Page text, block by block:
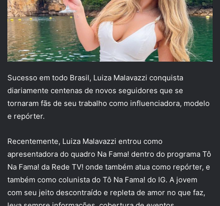
Sucesso em todo Brasil, Luiza Malavazzi conquista
diariamente centenas de novos seguidores que se
tornaram fãs de seu trabalho como influenciadora, modelo
e repórter.
Recentemente, Luiza Malavazzi entrou como
apresentadora do quadro Na Fama! dentro do programa Tô
Na Fama! da Rede TV! onde também atua como repórter, e
também como colunista do Tô Na Fama! do IG. A jovem
com seu jeito descontraído e repleta de amor no que faz,